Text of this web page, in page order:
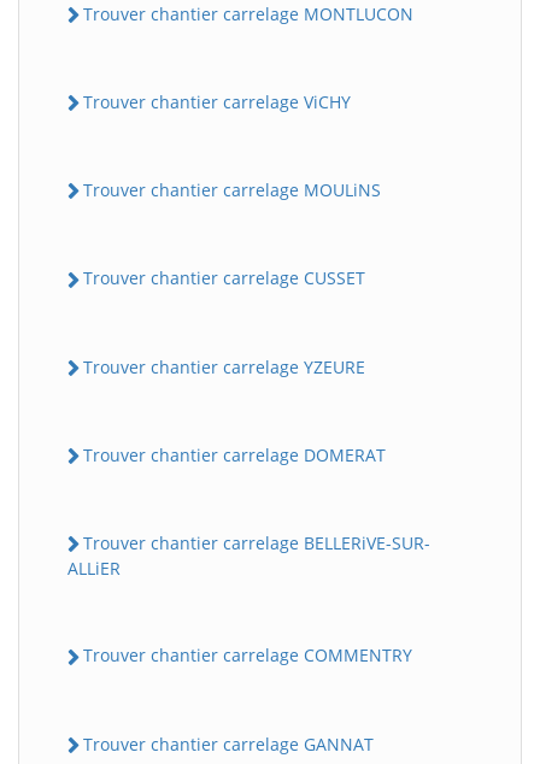
Trouver chantier carrelage MONTLUCON
Trouver chantier carrelage ViCHY
Trouver chantier carrelage MOULiNS
Trouver chantier carrelage CUSSET
Trouver chantier carrelage YZEURE
Trouver chantier carrelage DOMERAT
Trouver chantier carrelage BELLERiVE-SUR-
ALLiER
Trouver chantier carrelage COMMENTRY
Trouver chantier carrelage GANNAT